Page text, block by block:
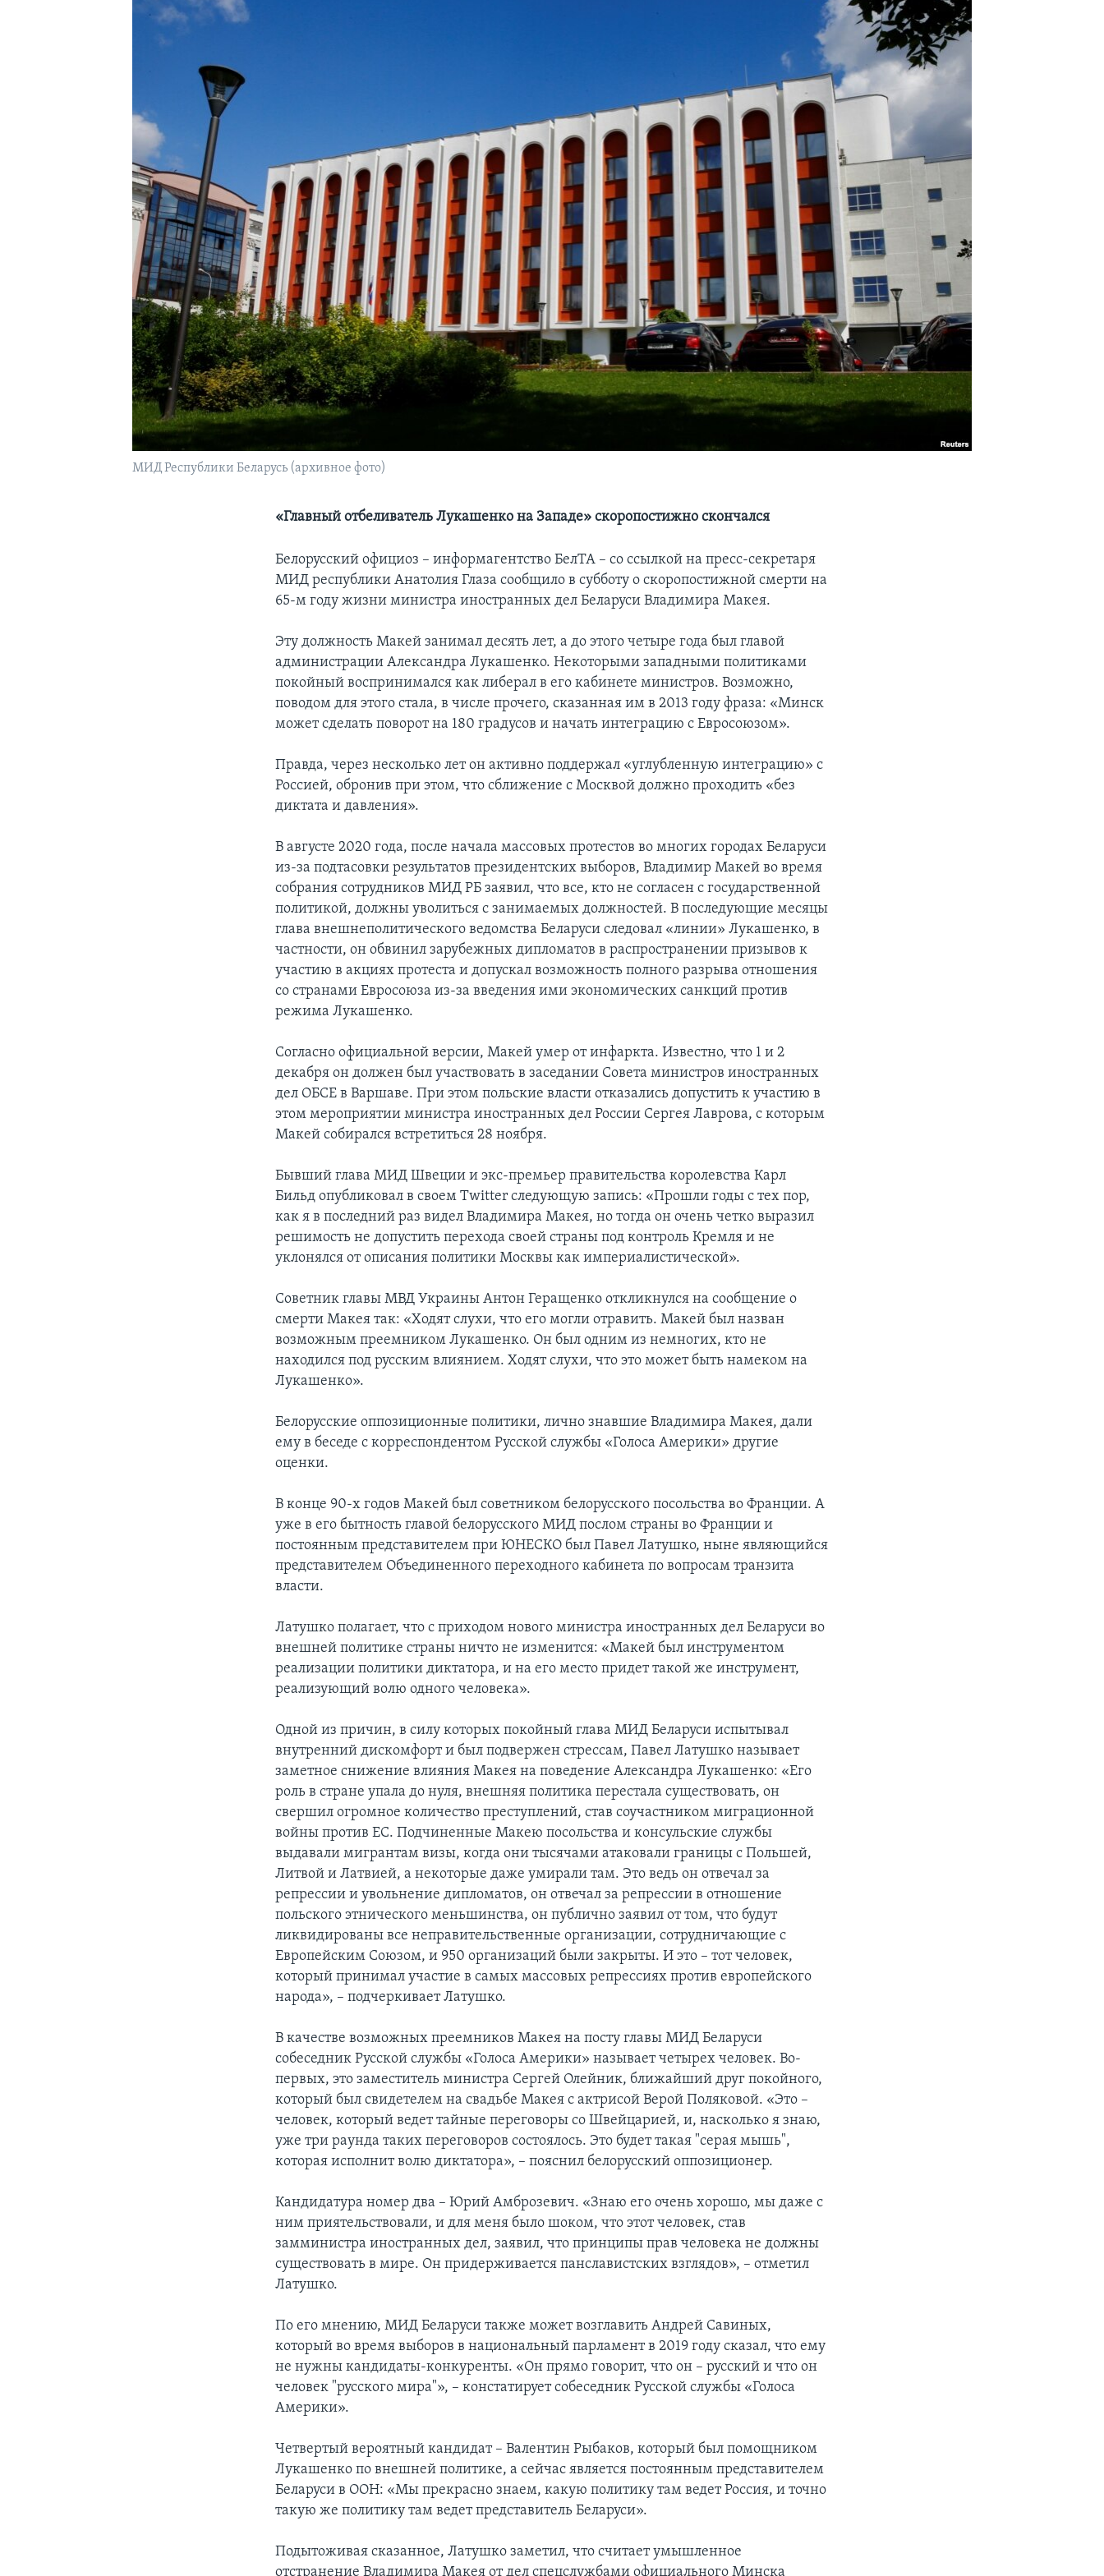
МИД Республики Беларусь (архивное фото)
«Главный отбеливатель Лукашенко на Западе» скоропостижно скончался
Белорусский официоз – информагентство БелТА – со ссылкой на пресс-секретаря
МИД республики Анатолия Глаза сообщило в субботу о скоропостижной смерти на
65-м году жизни министра иностранных дел Беларуси Владимира Макея.
Эту должность Макей занимал десять лет, а до этого четыре года был главой
администрации Александра Лукашенко. Некоторыми западными политиками
покойный воспринимался как либерал в его кабинете министров. Возможно,
поводом для этого стала, в числе прочего, сказанная им в 2013 году фраза: «Минск
может сделать поворот на 180 градусов и начать интеграцию с Евросоюзом».
Правда, через несколько лет он активно поддержал «углубленную интеграцию» с
Россией, обронив при этом, что сближение с Москвой должно проходить «без
диктата и давления».
В августе 2020 года, после начала массовых протестов во многих городах Беларуси
из-за подтасовки результатов президентских выборов, Владимир Макей во время
собрания сотрудников МИД РБ заявил, что все, кто не согласен с государственной
политикой, должны уволиться с занимаемых должностей. В последующие месяцы
глава внешнеполитического ведомства Беларуси следовал «линии» Лукашенко, в
частности, он обвинил зарубежных дипломатов в распространении призывов к
участию в акциях протеста и допускал возможность полного разрыва отношения
со странами Евросоюза из-за введения ими экономических санкций против
режима Лукашенко.
Согласно официальной версии, Макей умер от инфаркта. Известно, что 1 и 2
декабря он должен был участвовать в заседании Совета министров иностранных
дел ОБСЕ в Варшаве. При этом польские власти отказались допустить к участию в
этом мероприятии министра иностранных дел России Сергея Лаврова, с которым
Макей собирался встретиться 28 ноября.
Бывший глава МИД Швеции и экс-премьер правительства королевства Карл
Бильд опубликовал в своем Twitter следующую запись: «Прошли годы с тех пор,
как я в последний раз видел Владимира Макея, но тогда он очень четко выразил
решимость не допустить перехода своей страны под контроль Кремля и не
уклонялся от описания политики Москвы как империалистической».
Советник главы МВД Украины Антон Геращенко откликнулся на сообщение о
смерти Макея так: «Ходят слухи, что его могли отравить. Макей был назван
возможным преемником Лукашенко. Он был одним из немногих, кто не
находился под русским влиянием. Ходят слухи, что это может быть намеком на
Лукашенко».
Белорусские оппозиционные политики, лично знавшие Владимира Макея, дали
ему в беседе с корреспондентом Русской службы «Голоса Америки» другие
оценки.
В конце 90-х годов Макей был советником белорусского посольства во Франции. А
уже в его бытность главой белорусского МИД послом страны во Франции и
постоянным представителем при ЮНЕСКО был Павел Латушко, ныне являющийся
представителем Объединенного переходного кабинета по вопросам транзита
власти.
Латушко полагает, что с приходом нового министра иностранных дел Беларуси во
внешней политике страны ничто не изменится: «Макей был инструментом
реализации политики диктатора, и на его место придет такой же инструмент,
реализующий волю одного человека».
Одной из причин, в силу которых покойный глава МИД Беларуси испытывал
внутренний дискомфорт и был подвержен стрессам, Павел Латушко называет
заметное снижение влияния Макея на поведение Александра Лукашенко: «Его
роль в стране упала до нуля, внешняя политика перестала существовать, он
свершил огромное количество преступлений, став соучастником миграционной
войны против ЕС. Подчиненные Макею посольства и консульские службы
выдавали мигрантам визы, когда они тысячами атаковали границы с Польшей,
Литвой и Латвией, а некоторые даже умирали там. Это ведь он отвечал за
репрессии и увольнение дипломатов, он отвечал за репрессии в отношение
польского этнического меньшинства, он публично заявил от том, что будут
ликвидированы все неправительственные организации, сотрудничающие с
Европейским Союзом, и 950 организаций были закрыты. И это – тот человек,
который принимал участие в самых массовых репрессиях против европейского
народа», – подчеркивает Латушко.
В качестве возможных преемников Макея на посту главы МИД Беларуси
собеседник Русской службы «Голоса Америки» называет четырех человек. Во-
первых, это заместитель министра Сергей Олейник, ближайший друг покойного,
который был свидетелем на свадьбе Макея с актрисой Верой Поляковой. «Это –
человек, который ведет тайные переговоры со Швейцарией, и, насколько я знаю,
уже три раунда таких переговоров состоялось. Это будет такая "серая мышь",
которая исполнит волю диктатора», – пояснил белорусский оппозиционер.
Кандидатура номер два – Юрий Амброзевич. «Знаю его очень хорошо, мы даже с
ним приятельствовали, и для меня было шоком, что этот человек, став
замминистра иностранных дел, заявил, что принципы прав человека не должны
существовать в мире. Он придерживается панславистских взглядов», – отметил
Латушко.
По его мнению, МИД Беларуси также может возглавить Андрей Савиных,
который во время выборов в национальный парламент в 2019 году сказал, что ему
не нужны кандидаты-конкуренты. «Он прямо говорит, что он – русский и что он
человек "русского мира"», – констатирует собеседник Русской службы «Голоса
Америки».
Четвертый вероятный кандидат – Валентин Рыбаков, который был помощником
Лукашенко по внешней политике, а сейчас является постоянным представителем
Беларуси в ООН: «Мы прекрасно знаем, какую политику там ведет Россия, и точно
такую же политику там ведет представитель Беларуси».
Подытоживая сказанное, Латушко заметил, что считает умышленное
отстранение Владимира Макея от дел спецслужбами официального Минска